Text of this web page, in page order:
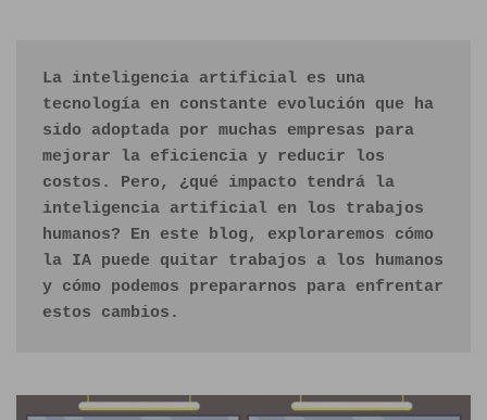
La inteligencia artificial es una
tecnología en constante evolución que ha
sido adoptada por muchas empresas para
mejorar la eficiencia y reducir los
costos. Pero, ¿qué impacto tendrá la
inteligencia artificial en los trabajos
humanos? En este blog, exploraremos cómo
la IA puede quitar trabajos a los humanos
y cómo podemos prepararnos para enfrentar
estos cambios.